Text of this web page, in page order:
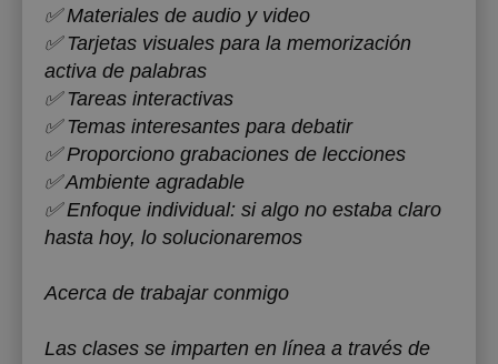
✅ Materiales de audio y video
✅ Tarjetas visuales para la memorización
activa de palabras
✅ Tareas interactivas
‌‌✅ Temas interesantes para debatir
‌‌✅ Proporciono grabaciones de lecciones
✅ Ambiente agradable
✅ Enfoque individual: si algo no estaba claro
hasta hoy, lo solucionaremos
Acerca de trabajar conmigo
Las clases se imparten en línea a través de